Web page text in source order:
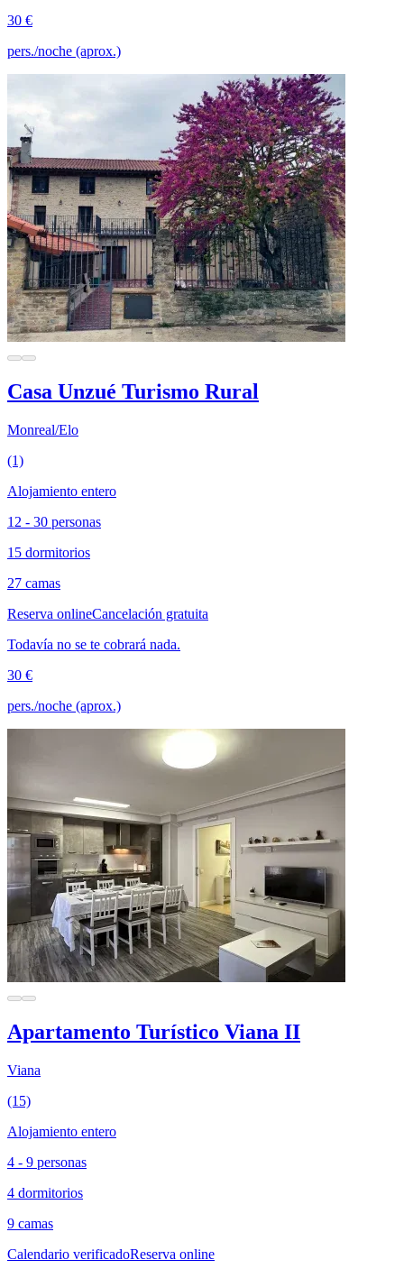
30 €
pers./noche (aprox.)
Casa Unzué Turismo Rural
Monreal/Elo
(1)
Alojamiento entero
12 - 30 personas
15 dormitorios
27 camas
Reserva onlineCancelación gratuita
Todavía no se te cobrará nada.
30 €
pers./noche (aprox.)
Apartamento Turístico Viana II
Viana
(15)
Alojamiento entero
4 - 9 personas
4 dormitorios
9 camas
Calendario verificadoReserva online